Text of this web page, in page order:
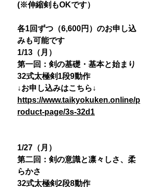
(※伸縮剣もOKです）
各1回ずつ（6,600円）のお申し込
みも可能です
1/13（月）
第一回：剣の基礎・基本と始まり
32式太極剣1段9動作
↓お申し込みはこちら↓
https://www.taikyokuken.online/p
roduct-page/3s-32d1
1/27（月）
第二回：剣の意識と凛々しさ、柔
らかさ
32式太極剣2段8動作